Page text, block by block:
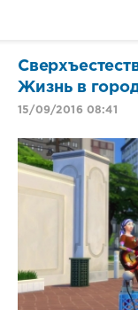
Жизнь в
15/09/2016 08:41